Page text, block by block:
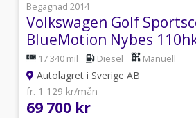
Begagnad 2014
Volkswagen Golf
BlueMotion Nybes
17 340 mil Diesel Manuell
Autolagret i Sverige AB
fr. 1 129 kr/mån
69 700 kr